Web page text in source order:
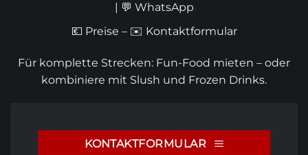
| 💬 WhatsApp
💶 Preise – ✉️ Kontaktformular
Für komplette Strecken: Fun-Food mieten – oder
kombiniere mit Slush und Frozen Drinks.
KONTAKTFORMULAR